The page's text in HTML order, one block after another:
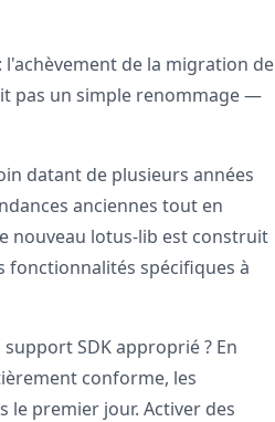
de la migration de
pas un simple renommage —
datant de plusieurs années
anciennes tout en
nouveau lotus-lib est construit
fonctionnalités spécifiques à
SDK approprié ? En
conforme, les
premier jour. Activer des